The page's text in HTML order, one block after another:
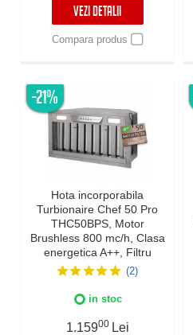
VEZI DETALII
Compara produs
-21%
Hota incorporabila
Turbionaire Chef 50 Pro
THC50BPS, Motor
Brushless 800 mc/h, Clasa
energetica A++, Filtru
Baffle Avansat din inox,
Colector de grasimi,
Control electronic,
viteze+Boost, 50 cm, inox
(2)
in stoc
1.15900 Lei